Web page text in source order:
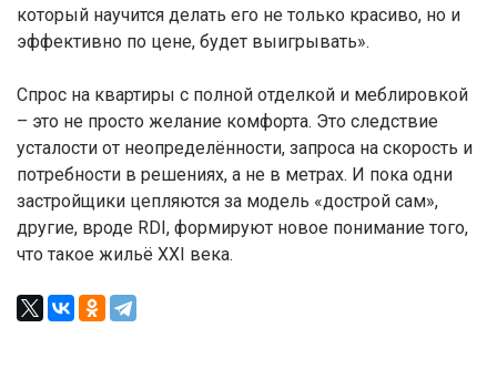
который научится делать его не только красиво, но и
эффективно по цене, будет выигрывать».
Спрос на квартиры с полной отделкой и меблировкой
– это не просто желание комфорта. Это следствие
усталости от неопределённости, запроса на скорость и
потребности в решениях, а не в метрах. И пока одни
застройщики цепляются за модель «дострой сам»,
другие, вроде RDI, формируют новое понимание того,
что такое жильё XXI века.